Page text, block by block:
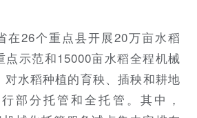
在26个重点县开展20万亩水稻
点示范和15000亩水稻全程机械
水稻种植的育秧、插秧和耕地
部分托管和全托管。其中，